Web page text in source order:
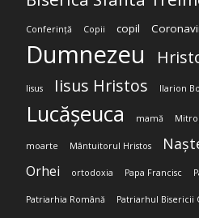
Conferință Copii copil
Dumnezeu
Iisus Iisus Hristos Ilarion
Lucășeuca mamă
moarte Mântuitorul Hristos
Orhei ortodoxia Papa Francisc
Patriarhia Română Patriarhul Bisericii